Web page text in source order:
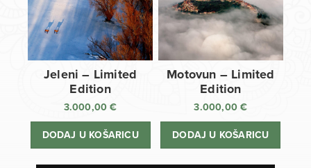
Jeleni – Limited
Edition
3.000,00€
DODAJ U KOŠARICU
Motovun – Limited
Edition
3.000,00€
DODAJ U KOŠARICU